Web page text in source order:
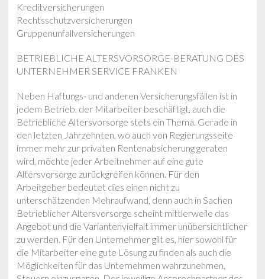
Kreditversicherungen
Rechtsschutzversicherungen
Gruppenunfallversicherungen
BETRIEBLICHE ALTERSVORSORGE-BERATUNG DES
UNTERNEHMER SERVICE FRANKEN
Neben Haftungs- und anderen Versicherungsfällen ist in
jedem Betrieb, der Mitarbeiter beschäftigt, auch die
Betriebliche Altersvorsorge stets ein Thema. Gerade in
den letzten Jahrzehnten, wo auch von Regierungsseite
immer mehr zur privaten Rentenabsicherung geraten
wird, möchte jeder Arbeitnehmer auf eine gute
Altersvorsorge zurückgreifen können. Für den
Arbeitgeber bedeutet dies einen nicht zu
unterschätzenden Mehraufwand, denn auch in Sachen
Betrieblicher Altersvorsorge scheint mittlerweile das
Angebot und die Variantenvielfalt immer unübersichtlicher
zu werden. Für den Unternehmer gilt es, hier sowohl für
die Mitarbeiter eine gute Lösung zu finden als auch die
Möglichkeiten für das Unternehmen wahrzunehmen,